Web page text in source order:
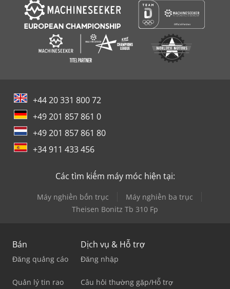
+44 20 331 800 72
+49 201 857 861 0
+49 201 857 861 80
+34 911 433 456
Các tìm kiếm máy móc hiện tại:
Máy nghiền bốn trục
Máy nghiền ba trục
Theisen Bonitz Tb 310 Fp
Bán
Đăng quảng cáo
Quản lý tin rao
Dịch vụ & Hỗ trợ
Đăng nhập
Câu hỏi thường gặp/Hỗ trợ